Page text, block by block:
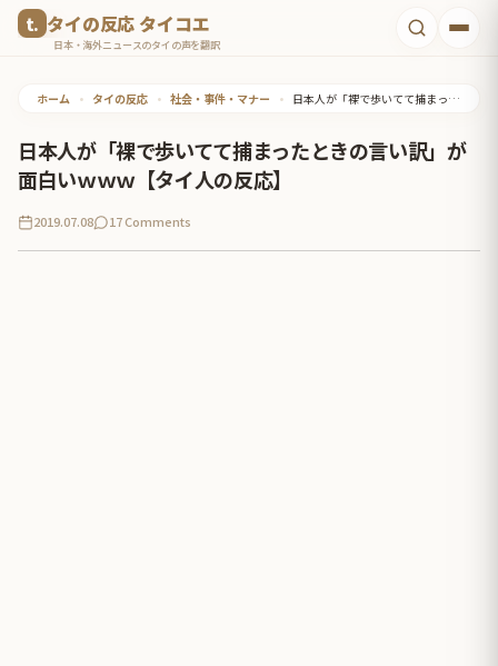
タイの反応 タイコエ
日本・海外ニュースのタイの声を翻訳
ホーム • タイの反応 • 社会・事件・マナー • 日本人が「裸で歩いてて捕まったときの言い訳」が面白いｗｗｗ【タイ人の反応】
日本人が「裸で歩いてて捕まったときの言い訳」が
面白いｗｗｗ【タイ人の反応】
2019.07.08 17 Comments